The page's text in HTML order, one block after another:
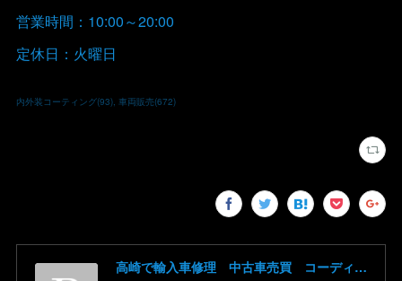
営業時間：10:00～20:00
定休日：火曜日
内外装コーティング(93) 車両販売(672)
高崎で輸入車修理 中古車売買 コーディングならBLAZE（ブレイズ）へ│BLAZE Total Car Support & Modify in Takasaki Gunma